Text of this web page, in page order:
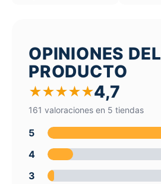
OPINIONES DEL
PRODUCTO
★★★★★4,7
161 valoraciones en 5 tiendas
5
4
3